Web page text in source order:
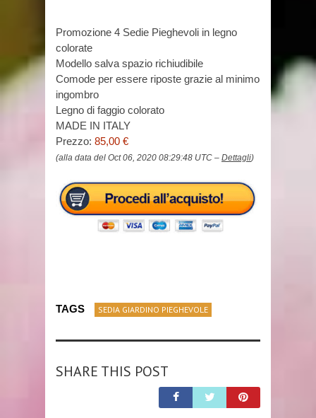
Promozione 4 Sedie Pieghevoli in legno
colorate
Modello salva spazio richiudibile
Comode per essere riposte grazie al minimo
ingombro
Legno di faggio colorato
MADE IN ITALY
Prezzo: 85,00 €
(alla data del Oct 06, 2020 08:29:48 UTC – Dettagli)
TAGS SEDIA GIARDINO PIEGHEVOLE
SHARE THIS POST